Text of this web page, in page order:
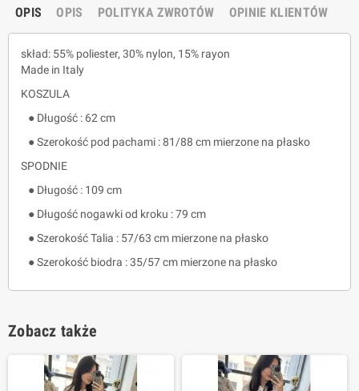
OPIS OPIS POLITYKA ZWROTÓW OPINIE KLIENTÓW
skład: 55% poliester, 30% nylon, 15% rayon
Made in Italy
KOSZULA
● Długość : 62 cm
● Szerokość pod pachami : 81/88 cm mierzone na płasko
SPODNIE
● Długość : 109 cm
● Długość nogawki od kroku : 79 cm
● Szerokość Talia : 57/63 cm mierzone na płasko
● Szerokość biodra : 35/57 cm mierzone na płasko
Zobacz także